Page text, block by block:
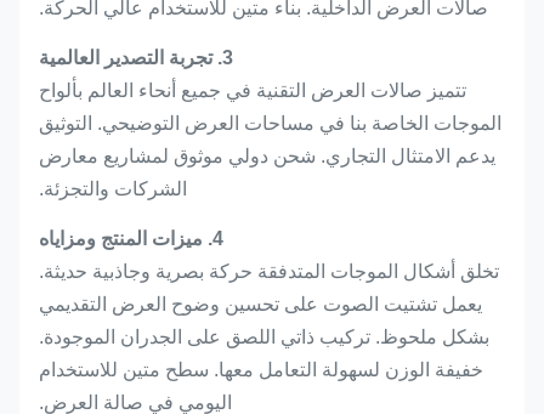
صالات العرض الداخلية. بناء متين للاستخدام عالي الحركة.
تتميز صالات العرض التقنية في جميع أنحاء العالم بألواح
الموجات الخاصة بنا في مساحات العرض التوضيحي. التوثيق
يدعم الامتثال التجاري. شحن دولي موثوق لمشاريع معارض
الشركات والتجزئة.
تخلق أشكال الموجات المتدفقة حركة بصرية وجاذبية حديثة.
يعمل تشتيت الصوت على تحسين وضوح العرض التقديمي
بشكل ملحوظ. تركيب ذاتي اللصق على الجدران الموجودة.
خفيفة الوزن لسهولة التعامل معها. سطح متين للاستخدام
اليومي في صالة العرض.